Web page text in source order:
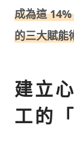
成為這
的三大賦能
建立
工的